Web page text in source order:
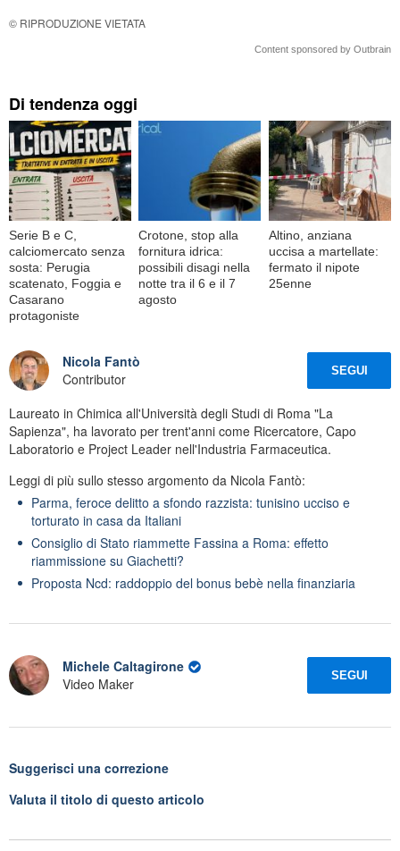
© RIPRODUZIONE VIETATA
Content sponsored by Outbrain
Di tendenza oggi
Serie B e C,
calciomercato senza
sosta: Perugia
scatenato, Foggia e
Casarano
protagoniste
Crotone, stop alla
fornitura idrica:
possibili disagi nella
notte tra il 6 e il 7
agosto
Altino, anziana
uccisa a martellate:
fermato il nipote
25enne
Nicola Fantò
Contributor
SEGUI
Laureato in Chimica all'Università degli Studi di Roma "La
Sapienza", ha lavorato per trent'anni come Ricercatore, Capo
Laboratorio e Project Leader nell'Industria Farmaceutica.
Leggi di più sullo stesso argomento da Nicola Fantò:
Parma, feroce delitto a sfondo razzista: tunisino ucciso e
torturato in casa da Italiani
Consiglio di Stato riammette Fassina a Roma: effetto
riammissione su Giachetti?
Proposta Ncd: raddoppio del bonus bebè nella finanziaria
Michele Caltagirone
Video Maker
SEGUI
Suggerisci una correzione
Valuta il titolo di questo articolo